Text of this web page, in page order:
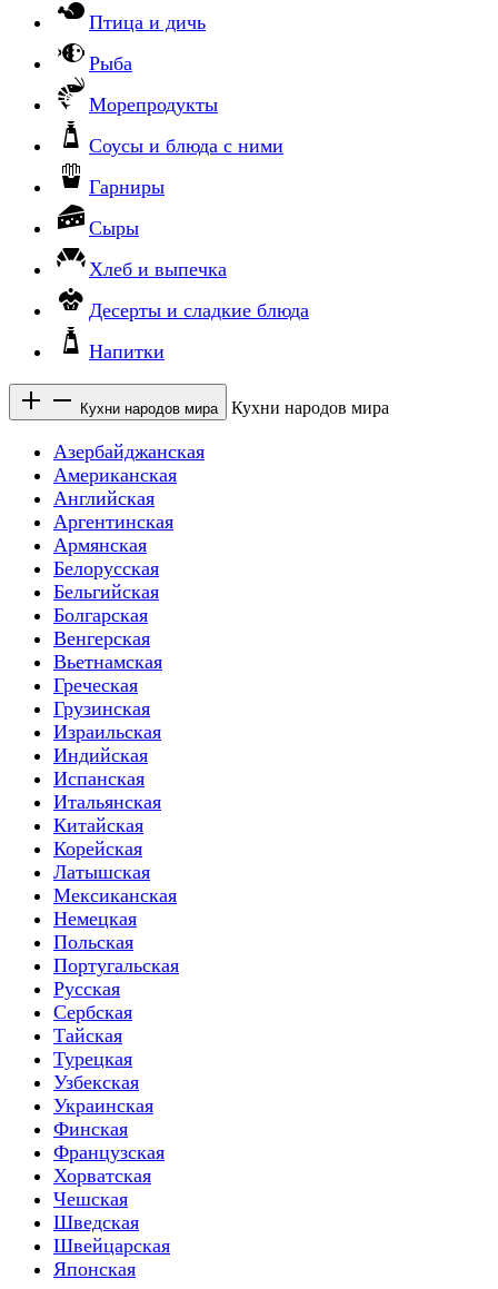
Птица и дичь
Рыба
Морепродукты
Соусы и блюда с ними
Гарниры
Сыры
Хлеб и выпечка
Десерты и сладкие блюда
Напитки
Кухни народов мира Кухни народов мира
Азербайджанская
Американская
Английская
Аргентинская
Армянская
Белорусская
Бельгийская
Болгарская
Венгерская
Вьетнамская
Греческая
Грузинская
Израильская
Индийская
Испанская
Итальянская
Китайская
Корейская
Латышская
Мексиканская
Немецкая
Польская
Португальская
Русская
Сербская
Тайская
Турецкая
Узбекская
Украинская
Финская
Французская
Хорватская
Чешская
Шведская
Швейцарская
Японская